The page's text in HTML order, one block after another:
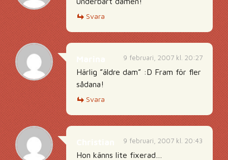
Svara
9 februari, 2007 kl. 20:27
Härlig ”äldre dam” :D Fram för fler
sådana!
Svara
9 februari, 2007 kl. 20:43
Hon känns lite fixerad…